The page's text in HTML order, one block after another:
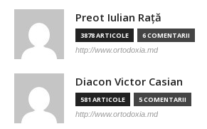
Preot Iulian Raţă
3878 ARTICOLE 6 COMENTARII
http://www.ortodoxia.md
Diacon Victor Casian
581 ARTICOLE 5 COMENTARII
http://www.ortodoxia.md